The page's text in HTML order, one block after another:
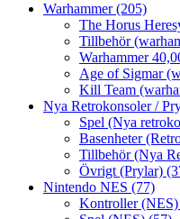
Warhammer(205)
The Horus
Tillbehör
Warhammer
Age of Sigmar
Kill Team
Nya Retrokonsoler /
Spel (Nya
Basenheter
Tillbehör (Nya
Övrigt (Prylar)
Nintendo NES (77)
Kontroller (NES)